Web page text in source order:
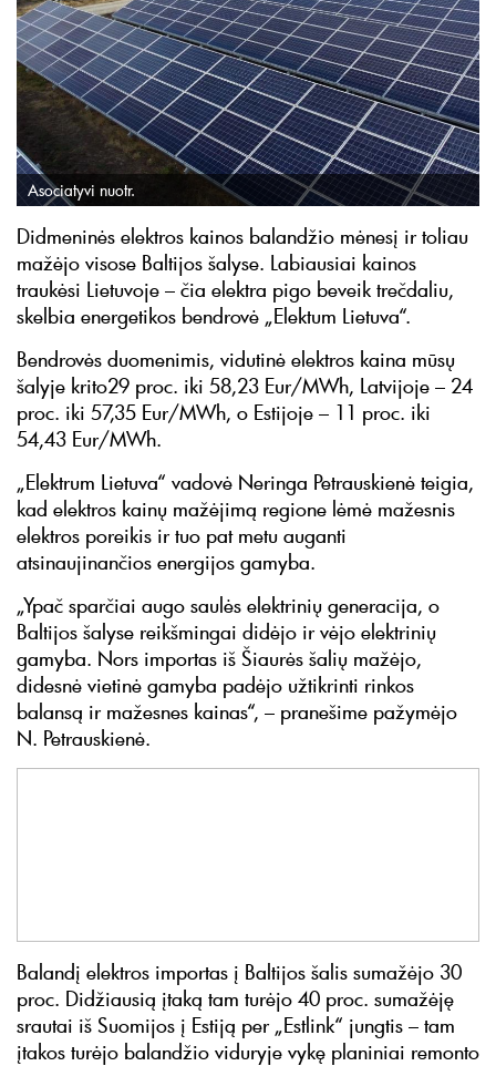
Asociatyvi nuotr.
Didmeninės elektros kainos balandžio mėnesį ir toliau
mažėjo visose Baltijos šalyse. Labiausiai kainos
traukėsi Lietuvoje – čia elektra pigo beveik trečdaliu,
skelbia energetikos bendrovė „Elektum Lietuva“.
Bendrovės duomenimis, vidutinė elektros kaina mūsų
šalyje krito29 proc. iki 58,23 Eur/MWh, Latvijoje – 24
proc. iki 57,35 Eur/MWh, o Estijoje – 11 proc. iki
54,43 Eur/MWh.
„Elektrum Lietuva“ vadovė Neringa Petrauskienė teigia,
kad elektros kainų mažėjimą regione lėmė mažesnis
elektros poreikis ir tuo pat metu auganti
atsinaujinančios energijos gamyba.
„Ypač sparčiai augo saulės elektrinių generacija, o
Baltijos šalyse reikšmingai didėjo ir vėjo elektrinių
gamyba. Nors importas iš Šiaurės šalių mažėjo,
didesnė vietinė gamyba padėjo užtikrinti rinkos
balansą ir mažesnes kainas“, – pranešime pažymėjo
N. Petrauskienė.
Balandį elektros importas į Baltijos šalis sumažėjo 30
proc. Didžiausią įtaką tam turėjo 40 proc. sumažėję
srautai iš Suomijos į Estiją per „Estlink“ jungtis – tam
įtakos turėjo balandžio viduryje vykę planiniai remonto